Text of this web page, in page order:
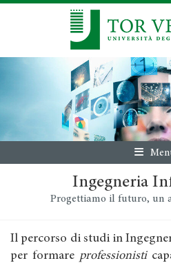
Ingegneria
Progettiamo il futuro, un
Il percorso di studi in
per formare professionisti